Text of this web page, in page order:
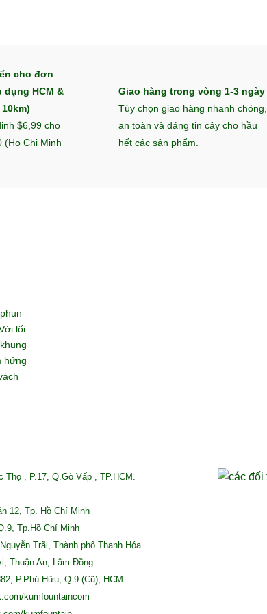
cho đơn
dụng HCM &
$6,99 cho
(Ho Chi Minh
Giao hàng trong vòng 1-3 ngày
Tùy chọn giao hàng nhanh chóng,
an toàn và đáng tin cậy cho hầu
hết các sản phẩm.
lối
hứng
, P.17, Q.Gò Vấp , TP.HCM.
12, Tp. Hồ Chí Minh
Tp.Hồ Chí Minh
Trãi, Thành phố Thanh Hóa
Thuận An, Lâm Đồng
P.Phú Hữu, Q.9 (Cũ), HCM
kumfountaincom